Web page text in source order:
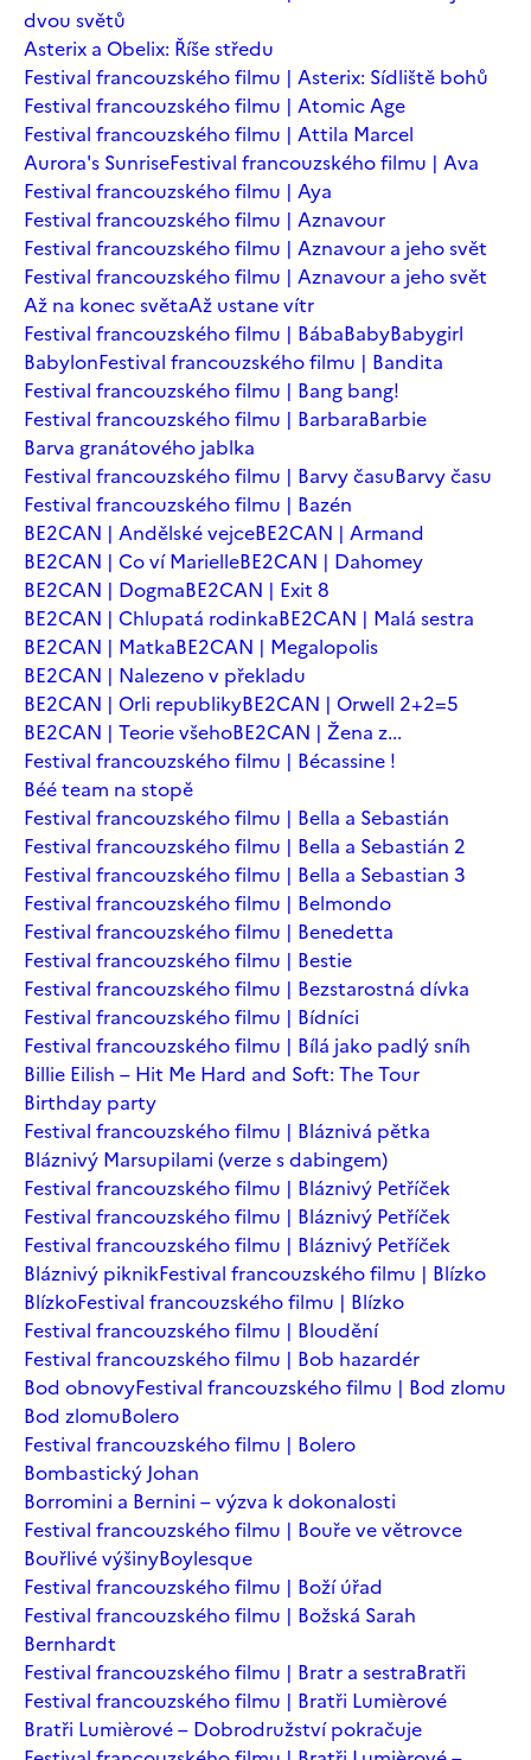
dvou světů
Asterix a Obelix: Říše středu
Festival francouzského filmu | Asterix: Sídliště bohů
Festival francouzského filmu | Atomic Age
Festival francouzského filmu | Attila Marcel
Aurora's SunriseFestival francouzského filmu | Ava
Festival francouzského filmu | Aya
Festival francouzského filmu | Aznavour
Festival francouzského filmu | Aznavour a jeho svět
Festival francouzského filmu | Aznavour a jeho svět
Až na konec světaAž ustane vítr
Festival francouzského filmu | BábaBabyBabygirl
BabylonFestival francouzského filmu | Bandita
Festival francouzského filmu | Bang bang!
Festival francouzského filmu | BarbaraBarbie
Barva granátového jablka
Festival francouzského filmu | Barvy časuBarvy času
Festival francouzského filmu | Bazén
BE2CAN | Andělské vejceBE2CAN | Armand
BE2CAN | Co ví MarielleBE2CAN | Dahomey
BE2CAN | DogmaBE2CAN | Exit 8
BE2CAN | Chlupatá rodinkaBE2CAN | Malá sestra
BE2CAN | MatkaBE2CAN | Megalopolis
BE2CAN | Nalezeno v překladu
BE2CAN | Orli republikyBE2CAN | Orwell 2+2=5
BE2CAN | Teorie všehoBE2CAN | Žena z...
Festival francouzského filmu | Bécassine !
Béé team na stopě
Festival francouzského filmu | Bella a Sebastián
Festival francouzského filmu | Bella a Sebastián 2
Festival francouzského filmu | Bella a Sebastian 3
Festival francouzského filmu | Belmondo
Festival francouzského filmu | Benedetta
Festival francouzského filmu | Bestie
Festival francouzského filmu | Bezstarostná dívka
Festival francouzského filmu | Bídníci
Festival francouzského filmu | Bílá jako padlý sníh
Billie Eilish – Hit Me Hard and Soft: The Tour
Birthday party
Festival francouzského filmu | Bláznivá pětka
Bláznivý Marsupilami (verze s dabingem)
Festival francouzského filmu | Bláznivý Petříček
Festival francouzského filmu | Bláznivý Petříček
Festival francouzského filmu | Bláznivý Petříček
Bláznivý piknikFestival francouzského filmu | Blízko
BlízkoFestival francouzského filmu | Blízko
Festival francouzského filmu | Bloudění
Festival francouzského filmu | Bob hazardér
Bod obnovyFestival francouzského filmu | Bod zlomu
Bod zlomuBolero
Festival francouzského filmu | Bolero
Bombastický Johan
Borromini a Bernini – výzva k dokonalosti
Festival francouzského filmu | Bouře ve větrovce
Bouřlivé výšinyBoylesque
Festival francouzského filmu | Boží úřad
Festival francouzského filmu | Božská Sarah
Bernhardt
Festival francouzského filmu | Bratr a sestraBratři
Festival francouzského filmu | Bratři Lumièrové
Bratři Lumièrové – Dobrodružství pokračuje